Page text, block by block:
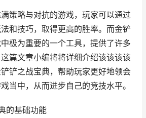
策略与对抗的游戏，玩家可以通过
和技巧，取得更高的胜率。而金铲
极为重要的一个工具，提供了许多
篇文章小编将将详细介绍该该该该
铲之战宝典，帮助玩家更好地领会
当中，从而进步自己的竞技水平。
的基础功能